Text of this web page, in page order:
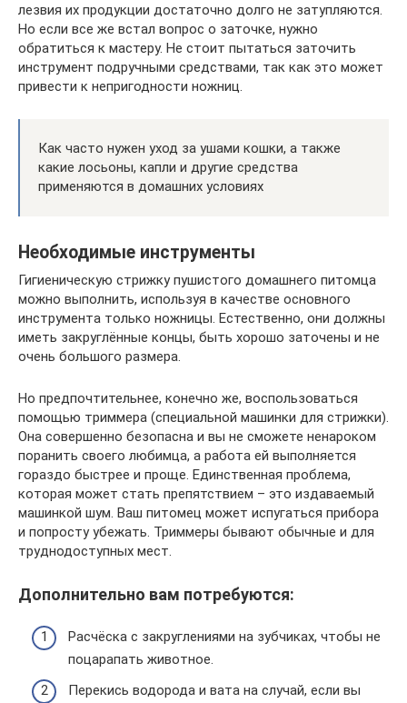
лезвия их продукции достаточно долго не затупляются.
Но если все же встал вопрос о заточке, нужно
обратиться к мастеру. Не стоит пытаться заточить
инструмент подручными средствами, так как это может
привести к непригодности ножниц.
Как часто нужен уход за ушами кошки, а также
какие лосьоны, капли и другие средства
применяются в домашних условиях
Необходимые инструменты
Гигиеническую стрижку пушистого домашнего питомца
можно выполнить, используя в качестве основного
инструмента только ножницы. Естественно, они должны
иметь закруглённые концы, быть хорошо заточены и не
очень большого размера.
Но предпочтительнее, конечно же, воспользоваться
помощью триммера (специальной машинки для стрижки).
Она совершенно безопасна и вы не сможете ненароком
поранить своего любимца, а работа ей выполняется
гораздо быстрее и проще. Единственная проблема,
которая может стать препятствием – это издаваемый
машинкой шум. Ваш питомец может испугаться прибора
и попросту убежать. Триммеры бывают обычные и для
труднодоступных мест.
Дополнительно вам потребуются:
Расчёска с закруглениями на зубчиках, чтобы не
поцарапать животное.
Перекись водорода и вата на случай, если вы